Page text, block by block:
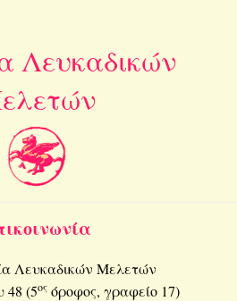
Λευκαδικών
Λευ­κα­δι­κών Με­λε­τών
48 (5ος όρο­φος, γρα­φείο 17)